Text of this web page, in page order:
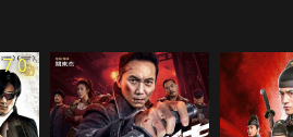
7.0